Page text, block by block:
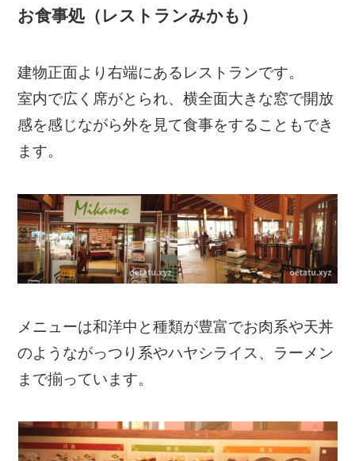
お食事処（レストランみかも）
建物正面より右端にあるレストランです。
室内で広く席がとられ、横全面大きな窓で開放
感を感じながら外を見て食事をすることもでき
ます。
メニューは和洋中と種類が豊富でお肉系や天丼
のようながっつり系やハヤシライス、ラーメン
まで揃っています。